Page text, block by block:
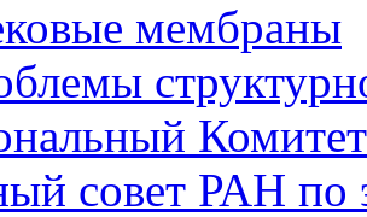
мембраны
совет РАН по